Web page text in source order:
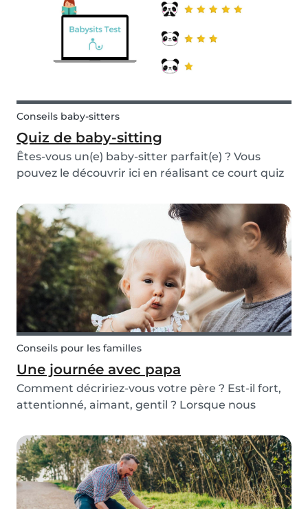
Conseils baby-sitters
Quiz de baby-sitting
Êtes-vous un(e) baby-sitter parfait(e) ? Vous
pouvez le découvrir ici en réalisant ce court quiz
à tout le monde autour de vous ! Apprenez avec
nous comment être un(e) bon(ne) baby-sitter.
C...
Conseils pour les familles
Une journée avec papa
Comment décririez-vous votre père ? Est-il fort,
attentionné, aimant, gentil ? Lorsque nous
changer. Enfant, vous vous souvenez peut-être
que papa était un parent amusant et loufoque,
alors que v...